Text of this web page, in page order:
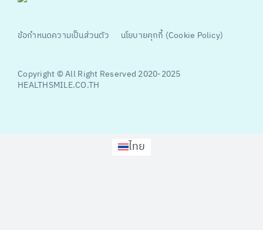
ข้อกำหนดความเป็นส่วนตัว นโยบายคุกกี้ (Cookie Policy)
Copyright © All Right Reserved 2020-2025
HEALTHSMILE.CO.TH
ไทย